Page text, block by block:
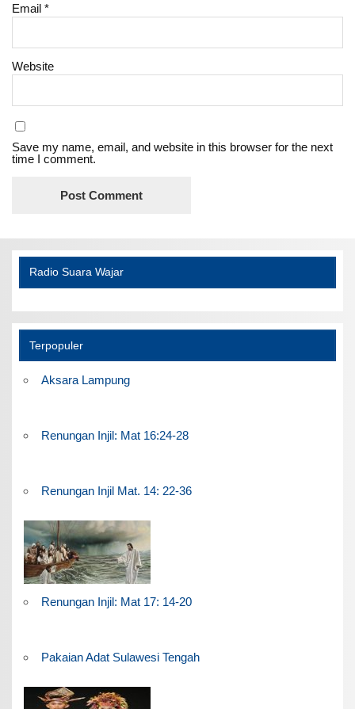
Email*
Website
Save my name, email, and website in this browser for the next
time I comment.
Radio Suara Wajar
Terpopuler
Aksara Lampung
Renungan Injil: Mat 16:24-28
Renungan Injil Mat. 14: 22-36
Renungan Injil: Mat 17: 14-20
Pakaian Adat Sulawesi Tengah